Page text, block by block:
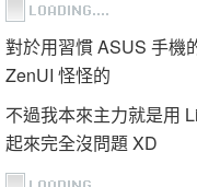
對於用習慣 ASUS 手機
ZenUI 怪怪的
不過我本來主力就是用
起來完全沒問題 XD